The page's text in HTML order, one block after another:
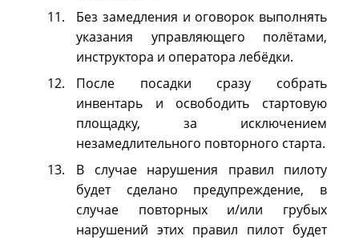
Без замедления и оговорок выполнять
указания управляющего полётами,
инструктора и оператора лебёдки.
После посадки сразу собрать
инвентарь и освободить стартовую
площадку, за исключением
незамедлительного повторного старта.
В случае нарушения правил пилоту
будет сделано предупреждение, в
случае повторных и/или грубых
нарушений этих правил пилот будет